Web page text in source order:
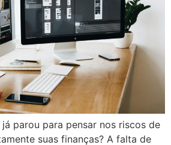
parou para pensar nos riscos de
suas finanças? A falta de